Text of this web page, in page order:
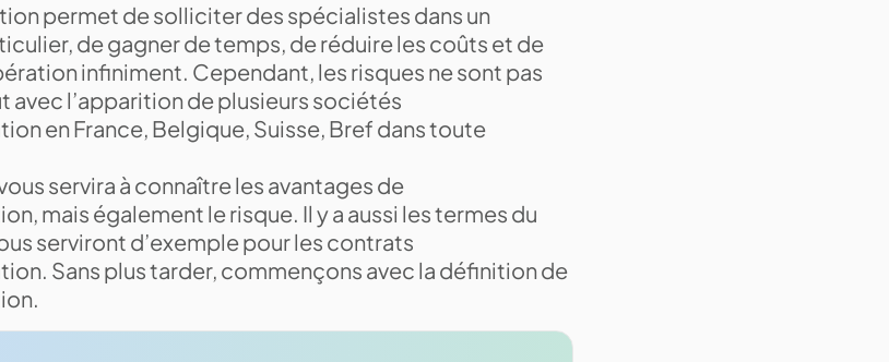
permet de solliciter des spécialistes dans un
de gagner de temps, de réduire les coûts et de
infiniment. Cependant, les risques ne sont pas
avec l’apparition de plusieurs sociétés
en France, Belgique, Suisse, Bref dans toute
servira à connaître les avantages de
mais également le risque. Il y a aussi les termes du
serviront d’exemple pour les contrats
Sans plus tarder, commençons avec la définition de